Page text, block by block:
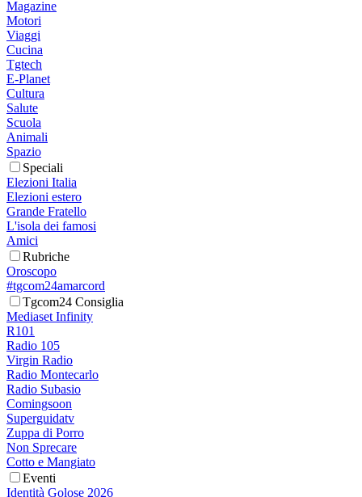
Magazine
Motori
Viaggi
Cucina
Tgtech
E-Planet
Cultura
Salute
Scuola
Animali
Spazio
Speciali
Elezioni Italia
Elezioni estero
Grande Fratello
L'isola dei famosi
Amici
Rubriche
Oroscopo
#tgcom24amarcord
Tgcom24 Consiglia
Mediaset Infinity
R101
Radio 105
Virgin Radio
Radio Montecarlo
Radio Subasio
Comingsoon
Superguidatv
Zuppa di Porro
Non Sprecare
Cotto e Mangiato
Eventi
Identità Golose 2026